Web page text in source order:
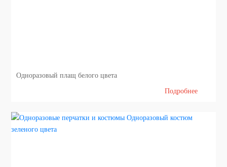
Одноразовый плащ белого цвета
Подробнее